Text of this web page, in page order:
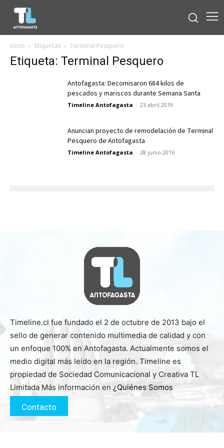
Inicio Etiquetas Terminal Pesquero
Etiqueta: Terminal Pesquero
Antofagasta: Decomisaron 684 kilos de
pescados y mariscos durante Semana Santa
Timeline Antofagasta - 23 abril 2019
Anuncian proyecto de remodelación de Terminal
Pesquero de Antofagasta
Timeline Antofagasta - 28 junio 2016
Timeline.cl fue fundado el 2 de octubre de 2013 bajo el
sello de generar contenido multimedia de calidad y con
un enfoque 100% en Antofagasta. Actualmente somos el
medio digital más leído en la región. Timeline es
propiedad de Sociedad Comunicacional y Creativa TL
Limitada Más información en ¿Quiénes Somos
Contacto